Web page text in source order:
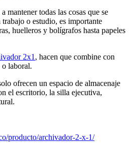
mantener todas las cosas que se
o estudio, es importante
huelleros y bolígrafos hasta papeles
2x1 , hacen que combine con
laboral.
ofrecen un espacio de almacenaje
el escritorio, la silla ejecutiva,
producto/archivador-2-x-1/